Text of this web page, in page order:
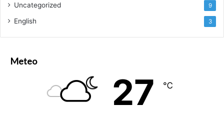
Uncategorized 9
English 3
Meteo
27 ℃